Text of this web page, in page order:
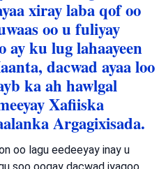
xiray laba qof oo
oo u fuliyay
ay ku lug lahaayeen
dacwad ayaa loo
ka ah hawlgal
Xafiiska
Argagixisada.
oo lagu eedeeyay inay u
soo oogay dacwad iyagoo